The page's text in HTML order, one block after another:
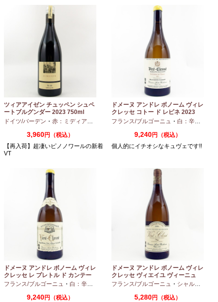
ツィアアイゼン チュッペン シュペ
ートブルグンダー 2023 750ml
ドイツ/バーデン ・ 赤：ミディアムボディ ・ピノノワール
3,960円（税込）
【再入荷】超凄いピノノワールの新着
VT
ドメーヌ アンドレ ボノーム ヴィレ
クレッセ コトー ド レピネ 2023
750ml
フランス/ブルゴーニュ ・ 白：辛口
9,240円（税込）
個人的にイチオシなキュヴェです!!
ドメーヌ アンドレ ボノーム ヴィレ
クレッセ レ プレトル ド カンテー
ヌ 2023 750ml
フランス/ブルゴーニュ ・ 白：辛口 シャルドネ
9,240円（税込）
ドメーヌ アンドレ ボノーム ヴィレ
クレッセ ヴィエイユ ヴィーニュ
2024 750ml
フランス/ブルゴーニュ ・ シャルドネ
5,280円（税込）